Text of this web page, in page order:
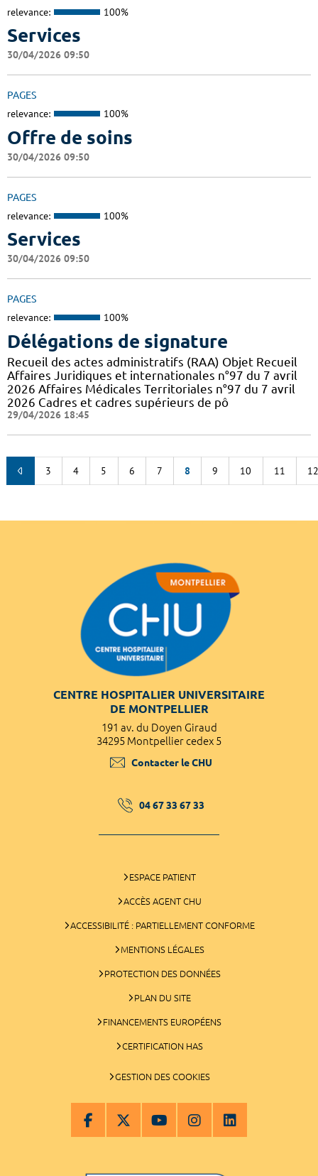
relevance: 100%
Services
30/04/2026 09:50
PAGES
relevance: 100%
Offre de soins
30/04/2026 09:50
PAGES
relevance: 100%
Services
30/04/2026 09:50
PAGES
relevance: 100%
Délégations de signature
Recueil des actes administratifs (RAA) Objet Recueil
Affaires Juridiques et internationales n°97 du 7 avril
2026 Affaires Médicales Territoriales n°97 du 7 avril
2026 Cadres et cadres supérieurs de pô
29/04/2026 18:45
3 4 5 6 7 8 9 10 11 12
CENTRE HOSPITALIER UNIVERSITAIRE
DE MONTPELLIER
191 av. du Doyen Giraud
34295 Montpellier cedex 5
Contacter le CHU
04 67 33 67 33
ESPACE PATIENT
ACCÈS AGENT CHU
ACCESSIBILITÉ : PARTIELLEMENT CONFORME
MENTIONS LÉGALES
PROTECTION DES DONNÉES
PLAN DU SITE
FINANCEMENTS EUROPÉENS
CERTIFICATION HAS
GESTION DES COOKIES